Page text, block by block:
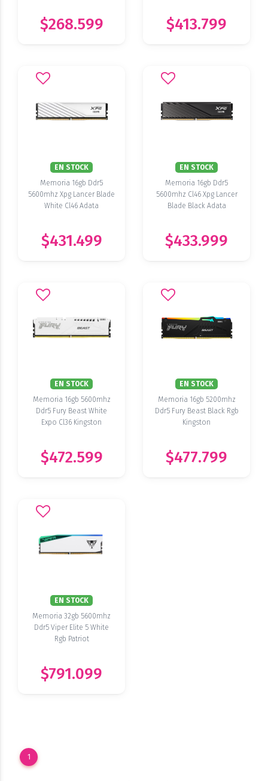
$268.599 $413.799
EN STOCK
Memoria 16gb Ddr5
5600mhz Xpg Lancer Blade
White Cl46 Adata
$431.499
EN STOCK
Memoria 16gb Ddr5
5600mhz Cl46 Xpg Lancer
Blade Black Adata
$433.999
EN STOCK
Memoria 16gb 5600mhz
Ddr5 Fury Beast White
Expo Cl36 Kingston
$472.599
EN STOCK
Memoria 16gb 5200mhz
Ddr5 Fury Beast Black Rgb
Kingston
$477.799
EN STOCK
Memoria 32gb 5600mhz
Ddr5 Viper Elite 5 White
Rgb Patriot
$791.099
1